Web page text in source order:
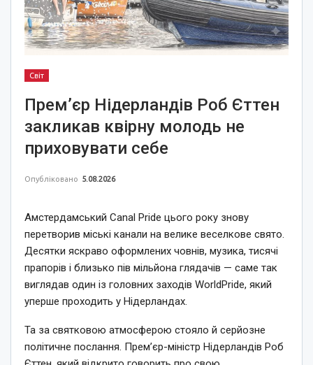
Світ
Прем’єр Нідерландів Роб Єттен
закликав квірну молодь не
приховувати себе
Опубліковано 5.08.2026
Амстердамський Canal Pride цього року знову
перетворив міські канали на велике веселкове свято.
Десятки яскраво оформлених човнів, музика, тисячі
прапорів і близько пів мільйона глядачів — саме так
виглядав один із головних заходів WorldPride, який
уперше проходить у Нідерландах.
Та за святковою атмосферою стояло й серйозне
політичне послання. Прем’єр-міністр Нідерландів Роб